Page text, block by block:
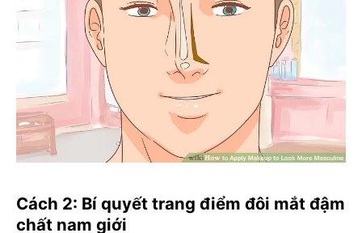
Cách 2: Bí quyết trang điểm đôi mắt đậm
chất nam giới